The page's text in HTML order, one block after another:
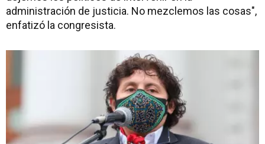
administración de justicia. No mezclemos las cosas",
enfatizó la congresista.